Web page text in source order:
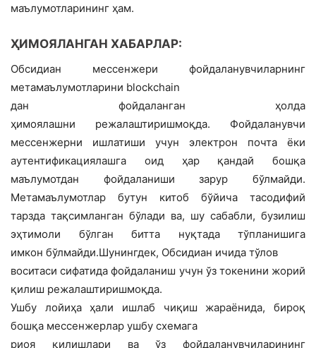
маълумотларининг ҳам.
ҲИМОЯЛАНГАН ХАБАРЛАР:
Обсидиан мессенжери фойдаланувчиларнинг
метамаълумотларини blockchain
дан фойдаланган ҳолда
ҳимоялашни режалаштиришмоқда. Фойдаланувчи
мессенжерни ишлатиши учун электрон почта ёки
аутентификациялашга оид ҳар қандай бошқа
маълумотдан фойдаланиши зарур бўлмайди.
Метамаълумотлар бутун китоб бўйича тасодифий
тарзда тақсимланган бўлади ва, шу сабабли, бузилиш
эҳтимоли бўлган битта нуқтада тўпланишига
имкон бўлмайди.Шунингдек, Обсидиан ичида тўлов
воситаси сифатида фойдаланиш учун ўз токенини жорий
қилиш режалаштиришмоқда.
Ушбу лойиҳа ҳали ишлаб чиқиш жараёнида, бироқ
бошқа мессенжерлар ушбу схемага
риоя қилишлари ва ўз фойдаланувчиларининг